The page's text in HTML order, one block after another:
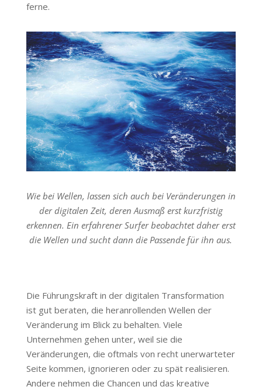
ferne.
Wie bei Wellen, lassen sich auch bei Veränderungen in
der digitalen Zeit, deren Ausmaß erst kurzfristig
erkennen. Ein erfahrener Surfer beobachtet daher erst
die Wellen und sucht dann die Passende für ihn aus.
Die Führungskraft in der digitalen Transformation
ist gut beraten, die heranrollenden Wellen der
Veränderung im Blick zu behalten. Viele
Unternehmen gehen unter, weil sie die
Veränderungen, die oftmals von recht unerwarteter
Seite kommen, ignorieren oder zu spät realisieren.
Andere nehmen die Chancen und das kreative